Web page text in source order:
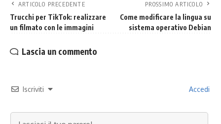
ARTICOLO PRECEDENTE
Trucchi per TikTok: realizzare
un filmato con le immagini
PROSSIMO ARTICOLO
Come modificare la lingua su
sistema operativo Debian
Lascia un commento
Iscriviti Accedi